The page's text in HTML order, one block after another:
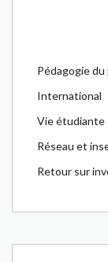
Pédagogie
International
Vie étudiante
Réseau et
Retour sur